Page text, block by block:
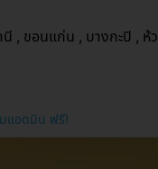
, ขอนแก่น , บางกะปิ ,
แอดมิน ฟรี!